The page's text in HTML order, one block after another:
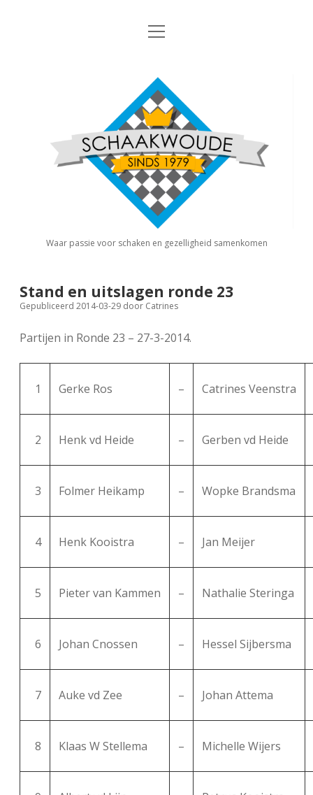
Nieuws
Algemene Informatie
Privacy Statement
Interne Competitie
dropdown
menu
Competitiereglement
Externe Competitie open
KNSB: Schaakwoude I
KNSB: Schaakwoude II
FSB: Schaakwoude I
FSB: Schaakwoude II
Jeugdschaken
Eregalerij
Agenda
Koppelingen
facebook
instagram
open
Schaakvereniging
Schaakwoude
Waar passie voor schaken en gezelligheid samenkomen
Stand en uitslagen ronde 23
Gepubliceerd 2014-03-29 door Catrines
Partijen in Ronde 23 – 27-3-2014.
1 Gerke Ros – Catrines Veenstra
2 Henk vd Heide – Gerben vd Heide
3 Folmer Heikamp – Wopke Brandsma
4 Henk Kooistra – Jan Meijer
5 Pieter van Kammen – Nathalie Steringa
6 Johan Cnossen – Hessel Sijbersma
7 Auke vd Zee – Johan Attema
8 Klaas W Stellema – Michelle Wijers